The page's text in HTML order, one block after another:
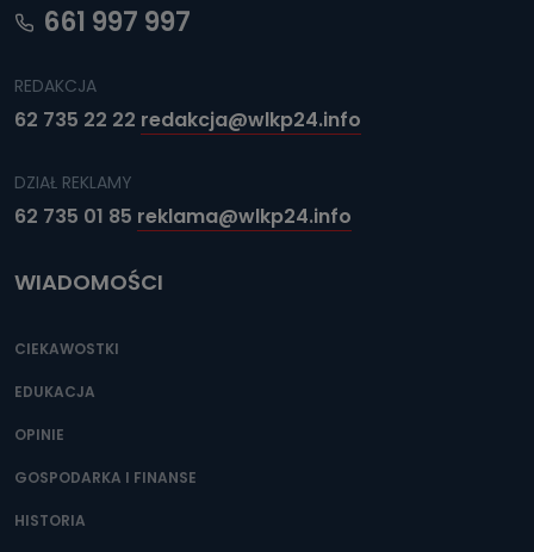
661 997 997
REDAKCJA
62 735 22 22 redakcja@wlkp24.info
DZIAŁ REKLAMY
62 735 01 85 reklama@wlkp24.info
WIADOMOŚCI
CIEKAWOSTKI
EDUKACJA
OPINIE
GOSPODARKA I FINANSE
HISTORIA